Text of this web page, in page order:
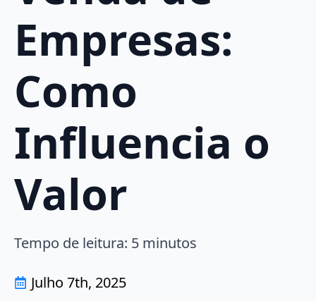
Empresas:
Como
Influencia o
Valor
Tempo de leitura: 5 minutos
Julho 7th, 2025